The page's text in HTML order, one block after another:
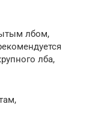
лбом,
лба,